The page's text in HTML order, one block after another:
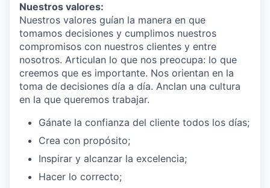
Nuestros valores:
Nuestros valores guían la manera en que
tomamos decisiones y cumplimos nuestros
compromisos con nuestros clientes y entre
nosotros. Articulan lo que nos preocupa: lo que
creemos que es importante. Nos orientan en la
toma de decisiones día a día. Anclan una cultura
en la que queremos trabajar.
Gánate la confianza del cliente todos los días;
Crea con propósito;
Inspirar y alcanzar la excelencia;
Hacer lo correcto;